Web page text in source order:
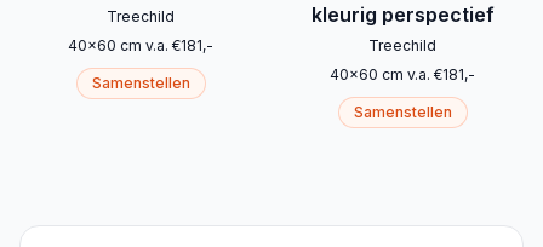
Treechild
40x60 cm v.a. €181,-
Samenstellen
kleurig perspectief
Treechild
40x60 cm v.a. €181,-
Samenstellen